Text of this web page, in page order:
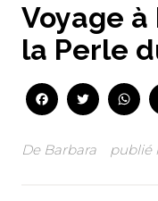
Voyage à
la Perle
FacebookTwitter
De Barbara publié